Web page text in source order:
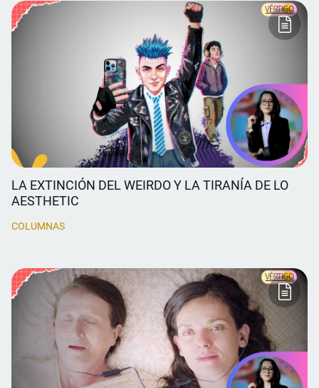
LA EXTINCIÓN DEL WEIRDO Y LA TIRANÍA DE LO
AESTHETIC
COLUMNAS